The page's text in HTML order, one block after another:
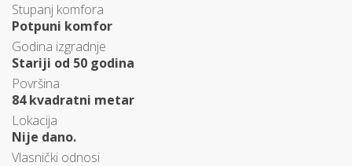
Stupanj komfora
Potpuni komfor
Godina izgradnje
Stariji od 50 godina
Površina
84 kvadratni metar
Lokacija
Nije dano.
Vlasnički odnosi